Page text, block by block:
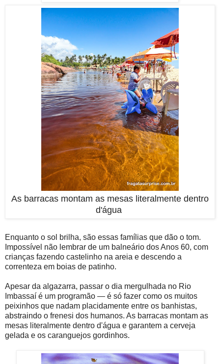
As barracas montam as mesas literalmente dentro
d'água
Enquanto o sol brilha, são essas famílias que dão o tom.
Impossível não lembrar de um balneário dos Anos 60, com
crianças fazendo castelinho na areia e descendo a
correnteza em boias de patinho.
Apesar da algazarra, passar o dia mergulhada no Rio
Imbassaí é um programão — é só fazer como os muitos
peixinhos que nadam placidamente entre os banhistas,
abstraindo o frenesi dos humanos. As barracas montam as
mesas literalmente dentro d'água e garantem a cerveja
gelada e os caranguejos gordinhos.